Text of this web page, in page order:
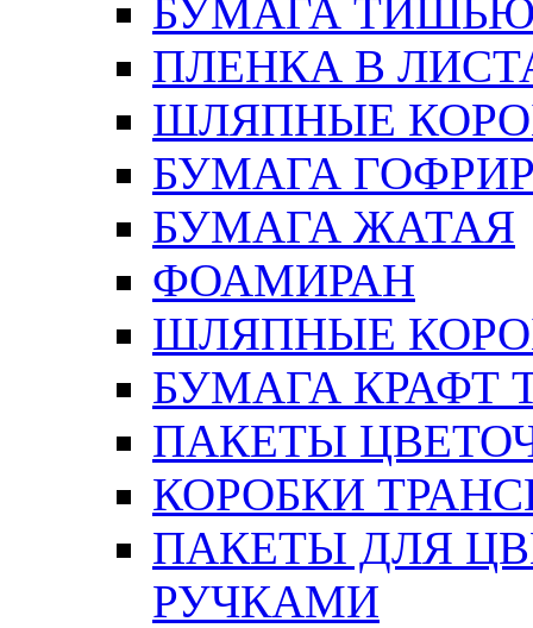
БУМАГА
ПЛЕНКА В
ШЛЯПНЫЕ
БУМАГА
БУМАГА ЖАТАЯ
ФОАМИРАН
ШЛЯПНЫЕ
БУМАГА КРАФТ
ПАКЕТЫ
КОРОБКИ
ПАКЕТЫ ДЛЯ
РУЧКАМИ